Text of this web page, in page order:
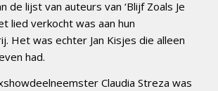
de lijst van auteurs van ‘Blijf Zoals Je
lied verkocht was aan hun
Het was echter Jan Kisjes die alleen
had.
Claudia Streza was